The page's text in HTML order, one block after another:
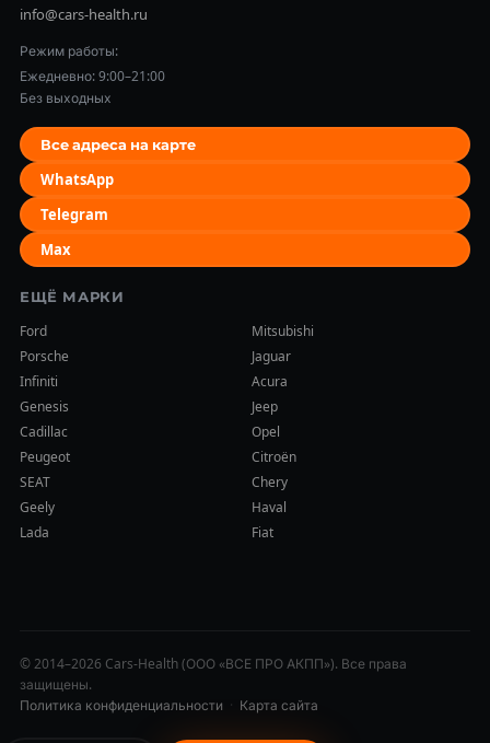
info@cars-health.ru
Режим работы:
Ежедневно: 9:00–21:00
Без выходных
Все адреса на карте
WhatsApp
Telegram
Max
ЕЩЁ МАРКИ
Ford
Mitsubishi
Porsche
Jaguar
Infiniti
Acura
Genesis
Jeep
Cadillac
Opel
Peugeot
Citroën
SEAT
Chery
Geely
Haval
Lada
Fiat
© 2014–2026 Cars-Health (ООО «ВСЕ ПРО АКПП»). Все права
защищены.
Политика конфиденциальности · Карта сайта